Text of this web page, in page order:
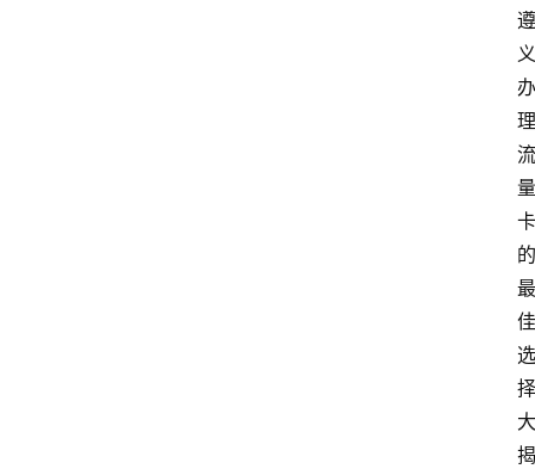
遵
义
办
理
流
量
卡
的
最
佳
选
择
大
揭